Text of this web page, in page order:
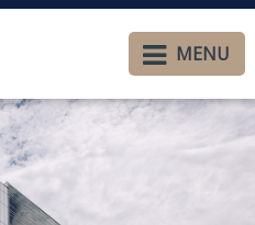
MENU